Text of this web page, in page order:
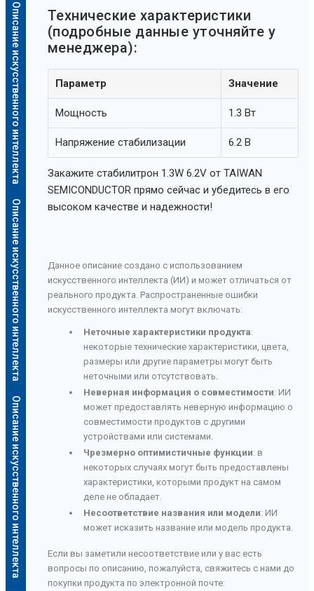
Описание искусственного интеллекта
Описание искусственного интеллекта
Описание искусственного интеллекта
Технические характеристики
(подробные данные уточняйте у
менеджера):
Параметр Значение
Мощность 1.3 Вт
Напряжение стабилизации 6.2 В
Закажите стабилитрон 1.3W 6.2V от TAIWAN
SEMICONDUCTOR прямо сейчас и убедитесь в его
высоком качестве и надежности!
Данное описание создано с использованием
искусственного интеллекта (ИИ) и может отличаться от
реального продукта. Распространенные ошибки
искусственного интеллекта могут включать:
Неточные характеристики продукта:
некоторые технические характеристики, цвета,
размеры или другие параметры могут быть
неточными или отсутствовать.
Неверная информация о совместимости: ИИ
может предоставлять неверную информацию о
совместимости продуктов с другими
устройствами или системами.
Чрезмерно оптимистичные функции: в
некоторых случаях могут быть предоставлены
характеристики, которыми продукт на самом
деле не обладает.
Несоответствие названия или модели: ИИ
может исказить название или модель продукта.
Если вы заметили несоответствие или у вас есть
вопросы по описанию, пожалуйста, свяжитесь с нами до
покупки продукта по электронной почте: